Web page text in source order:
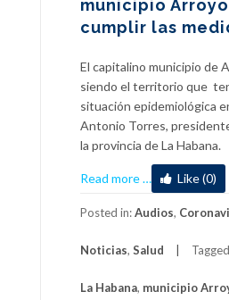
municipio
cumplir las
El capitalino municipio de
siendo el territorio que
situación epidemiológica
Antonio Torres,
la provincia de La Habana.
Read more
about
Exhortan
a
habitantes
municipio
… Like (0)
Posted in:Audios,
Noticias, Salud
La Habana, municipio